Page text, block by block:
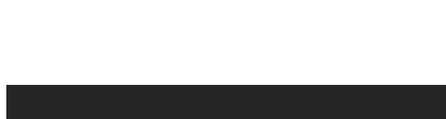
für Statistik hervorgeht, sind
es mit rund 11.900